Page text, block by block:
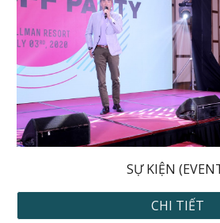
SỰ KIỆN
CHI TIẾT